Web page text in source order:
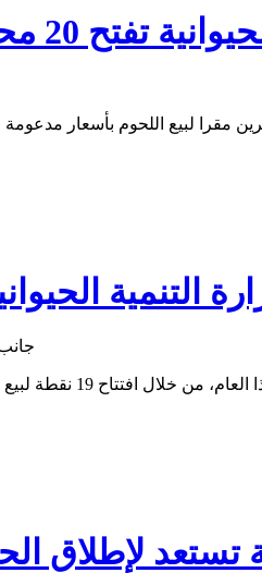
اللحوم بأسعار مدعومة
تستعد لإطلاق